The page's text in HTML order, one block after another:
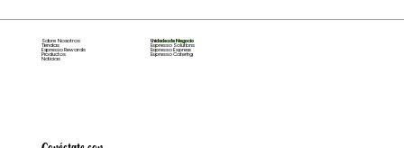
Sobre Nosotros
Tiendas
Espresso Rewards
Productos
Noticias
Unidades de Negocio
Espresso Solutions
Espresso Express
Espresso Catering